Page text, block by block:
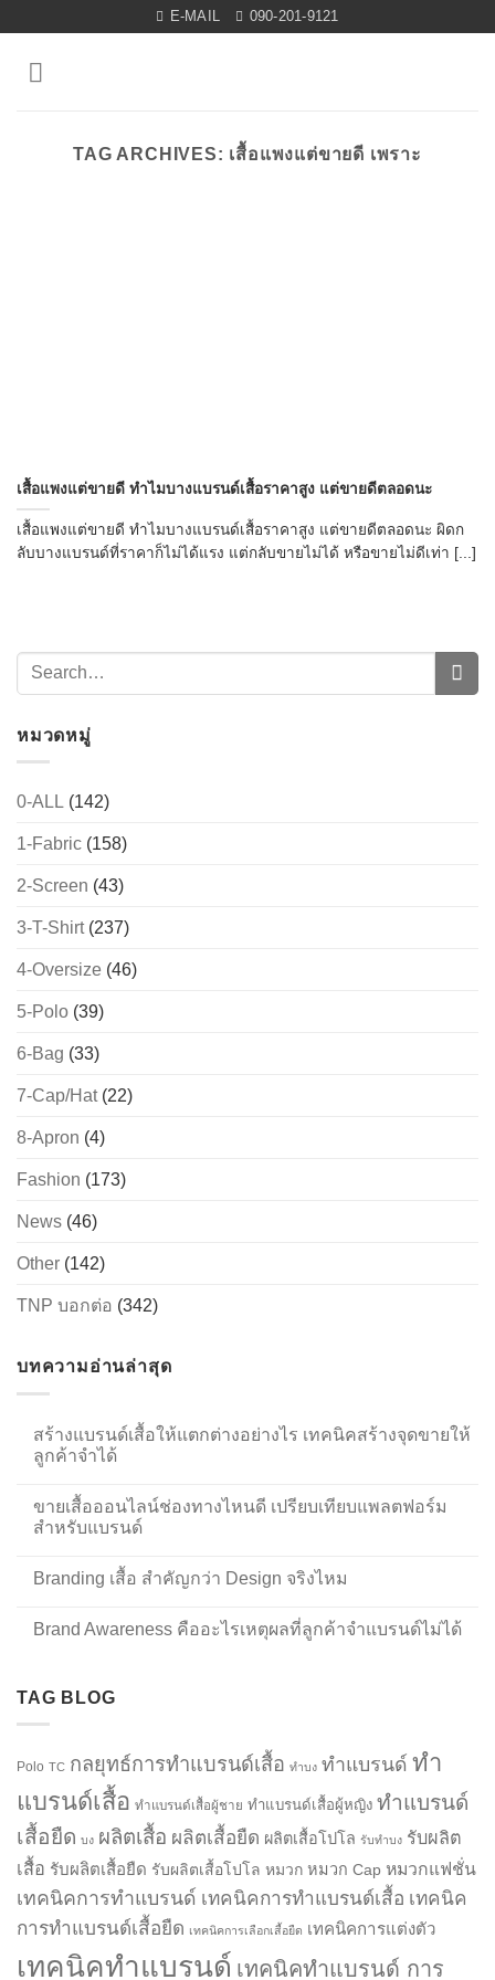
content
E-MAIL 090-201-9121
TAG ARCHIVES: เสื้อแพงแต่ขายดี เพราะ
เสื้อแพงแต่ขายดี ทำไมบางแบรนด์เสื้อราคาสูง แต่ขายดีตลอดนะ
เสื้อแพงแต่ขายดี ทำไมบางแบรนด์เสื้อราคาสูง แต่ขายดีตลอดนะ ผิดก
ลับบางแบรนด์ที่ราคาก็ไม่ได้แรง แต่กลับขายไม่ได้ หรือขายไม่ดีเท่า [...]
หมวดหมู่
0-ALL (142)
1-Fabric (158)
2-Screen (43)
3-T-Shirt(237)
4-Oversize (46)
5-Polo (39)
6-Bag (33)
7-Cap/Hat(22)
8-Apron (4)
Fashion (173)
News (46)
Other (142)
TNP บอกต่อ (342)
บทความอ่านล่าสุด
สร้างแบรนด์เสื้อให้แตกต่างอย่างไร เทคนิคสร้างจุดขายให้
ลูกค้าจำได้
ขายเสื้อออนไลน์ช่องทางไหนดี เปรียบเทียบแพลตฟอร์ม
สำหรับแบรนด์
Branding เสื้อ สำคัญกว่า Design จริงไหม
Brand Awareness คืออะไรเหตุผลที่ลูกค้าจำแบรนด์ไม่ได้
TAG BLOG
Polo TC กลยุทธ์การทำแบรนด์เสื้อ ทำบง ทำแบรนด์ ทำ
แบรนด์เสื้อ ทำแบรนด์เสื้อผู้ชาย ทำแบรนด์เสื้อผู้หญิง ทำแบรนด์
เสื้อยืด บง ผลิตเสื้อ ผลิตเสื้อยืด ผลิตเสื้อโปโล รับทำบง รับผลิต
เสื้อ รับผลิตเสื้อยืด รับผลิตเสื้อโปโล หมวก หมวก Cap หมวกแฟชั่น
เทคนิคการทำแบรนด์ เทคนิคการทำแบรนด์เสื้อ เทคนิค
การทำแบรนด์เสื้อยืด เทคนิคการเลือกเสื้อยืด เทคนิคการแต่งตัว
เทคนิคทำแบรนด์ เทคนิคทำแบรนด์ การ